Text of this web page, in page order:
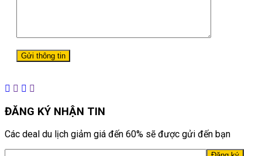
ĐĂNG KÝ NHẬN TIN
Các deal du lịch giảm giá đến 60% sẽ được gửi đến bạn